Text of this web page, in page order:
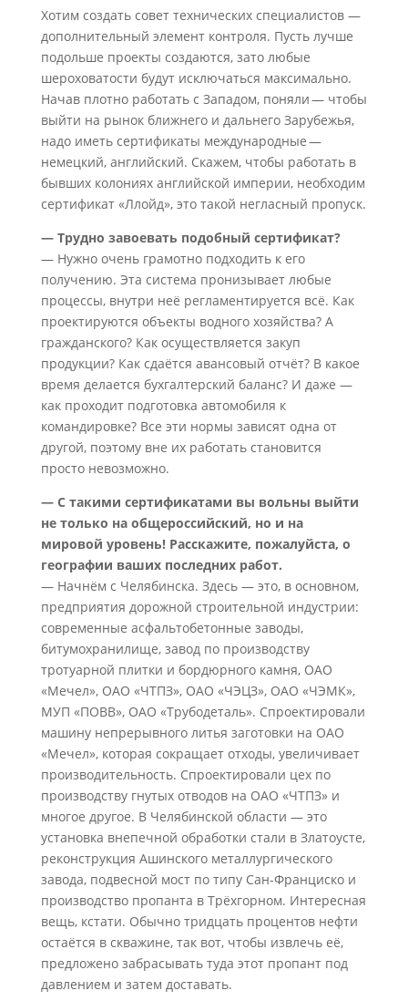
Хотим создать совет технических специалистов —
дополнительный элемент контроля. Пусть лучше
подольше проекты создаются, зато любые
шероховатости будут исключаться максимально.
Начав плотно работать с Западом, поняли — чтобы
выйти на рынок ближнего и дальнего Зарубежья,
надо иметь сертификаты международные —
немецкий, английский. Скажем, чтобы работать в
бывших колониях английской империи, необходим
сертификат «Ллойд», это такой негласный пропуск.
— Трудно завоевать подобный сертификат?
— Нужно очень грамотно подходить к его
получению. Эта система пронизывает любые
процессы, внутри неё регламентируется всё. Как
проектируются объекты водного хозяйства? А
гражданского? Как осуществляется закуп
продукции? Как сдаётся авансовый отчёт? В какое
время делается бухгалтерский баланс? И даже —
как проходит подготовка автомобиля к
командировке? Все эти нормы зависят одна от
другой, поэтому вне их работать становится
просто невозможно.
— С такими сертификатами вы вольны выйти
не только на общероссийский, но и на
мировой уровень! Расскажите, пожалуйста, о
географии ваших последних работ.
— Начнём с Челябинска. Здесь — это, в основном,
предприятия дорожной строительной индустрии:
современные асфальтобетонные заводы,
битумохранилище, завод по производству
тротуарной плитки и бордюрного камня, ОАО
«Мечел», ОАО «ЧТПЗ», ОАО «ЧЭЦЗ», ОАО «ЧЭМК»,
МУП «ПОВВ», ОАО «Трубодеталь». Спроектировали
машину непрерывного литья заготовки на ОАО
«Мечел», которая сокращает отходы, увеличивает
производительность. Спроектировали цех по
производству гнутых отводов на ОАО «ЧТПЗ» и
многое другое. В Челябинской области — это
установка внепечной обработки стали в Златоусте,
реконструкция Ашинского металлургического
завода, подвесной мост по типу Сан-Франциско и
производство пропанта в Трёхгорном. Интересная
вещь, кстати. Обычно тридцать процентов нефти
остаётся в скважине, так вот, чтобы извлечь её,
предложено забрасывать туда этот пропант под
давлением и затем доставать.